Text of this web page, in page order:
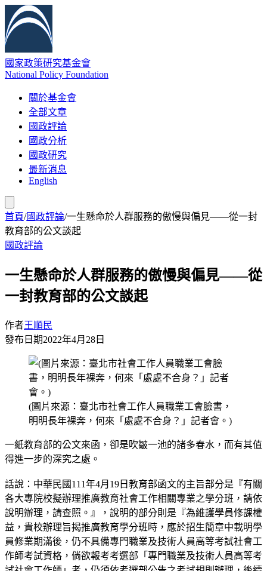
國家政策研究基金會
National Policy Foundation
關於基金會
全部文章
國政評論
國政分析
國政研究
最新消息
English
首頁/國政評論/一生懸命於人群服務的傲慢與偏見——從一封
教育部的公文談起
國政評論
一生懸命於人群服務的傲慢與偏見——從
一封教育部的公文談起
作者王順民
發布日期2022年4月28日
(圖片來源：臺北市社會工作人員職業工會臉書，
明明長年裸奔，何來「處處不合身？」記者會。)
一紙教育部的公文來函，卻是吹皺一池的諸多春水，而有其值
得進一步的深究之處。
話說：中華民國111年4月19日教育部函文的主旨部分是『有關
各大專院校擬辦理推廣教育社會工作相關專業之學分班，請依
說明辦理，請查照。』，說明的部分則是『為維護學員修課權
益，貴校辦理旨揭推廣教育學分班時，應於招生簡章中載明學
員修業期滿後，仍不具備專門職業及技術人員高等考試社會工
作師考試資格，倘欲報考考選部「專門職業及技術人員高等考